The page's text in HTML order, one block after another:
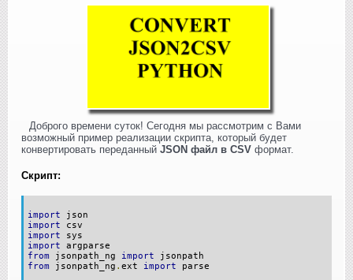
Доброго времени суток! Сегодня мы рассмотрим с Вами
возможный пример реализации скрипта, который будет
конвертировать переданный JSON файл в CSV формат.
Скрипт:
import json
import csv
import sys
import argparse
from jsonpath_ng import jsonpath
from jsonpath_ng . ext import parse